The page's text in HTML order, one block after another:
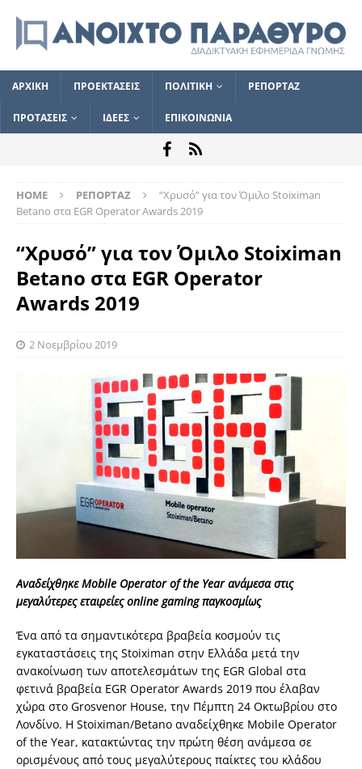
ΑΡΧΙΚΗ ΠΡΟΕΚΤΑΣΕΙΣ ΠΟΛΙΤΙΚΗ ΡΕΠΟΡΤΑΖ
ΠΡΟΤΑΣΕΙΣ ΙΔΕΕΣ ΕΠΙΚΟΙΝΩΝΙΑ
HOME ΡΕΠΟΡΤΑΖ
“Χρυσό” για τον Όμιλο Stoiximan
Betano στα EGR Operator Awards 2019
“Χρυσό” για τον Όμιλο Stoiximan
Betano στα EGR Operator
Awards 2019
2 Νοεμβρίου 2019
ΑναδείχθηκεMobile Operator of the Yearανάμεσα στις
μεγαλύτερες εταιρείεςonline gamingπαγκοσμίως
Ένα από τα σημαντικότερα βραβεία κοσμούν τις
εγκαταστάσεις της Stoiximan στην Ελλάδα μετά την
ανακοίνωση των αποτελεσμάτων της EGR Global στα
φετινά βραβεία EGR Operator Awards 2019 που έλαβαν
χώρα στο Grosvenor House, την Πέμπτη 24 Οκτωβρίου στο
Λονδίνο. Η Stoiximan/Betano αναδείχθηκε Mobile Operator
of the Year, κατακτώντας την πρώτη θέση ανάμεσα σε
ορισμένους από τους μεγαλύτερους παίκτες του κλάδου